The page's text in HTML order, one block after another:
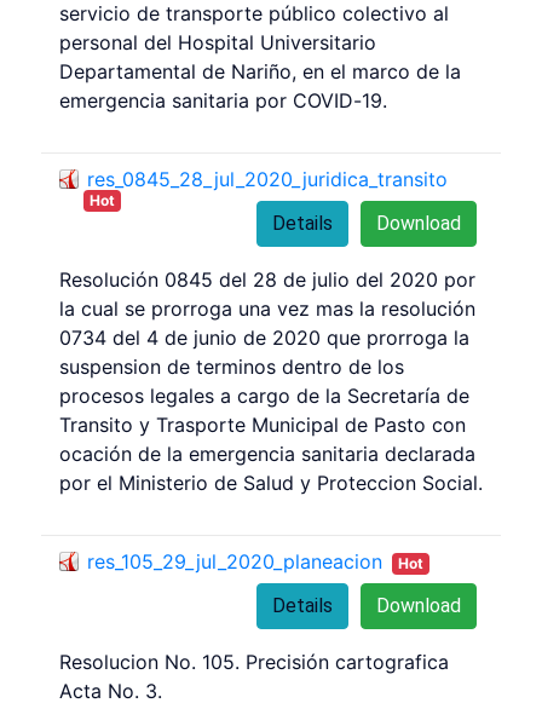
servicio de transporte público colectivo al
personal del Hospital Universitario
Departamental de Nariño, en el marco de la
emergencia sanitaria por COVID-19.
res_0845_28_jul_2020_juridica_transito
Hot
Download
Details
Resolución 0845 del 28 de julio del 2020 por
la cual se prorroga una vez mas la resolución
0734 del 4 de junio de 2020 que prorroga la
suspension de terminos dentro de los
procesos legales a cargo de la Secretaría de
Transito y Trasporte Municipal de Pasto con
ocación de la emergencia sanitaria declarada
por el Ministerio de Salud y Proteccion Social.
res_105_29_jul_2020_planeacion Hot
Download
Details
Resolucion No. 105. Precisión cartografica
Acta No. 3.